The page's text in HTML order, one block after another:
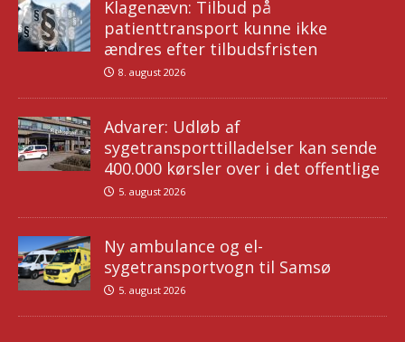
Klagenævn: Tilbud på
patienttransport kunne ikke
ændres efter tilbudsfristen
8. august 2026
Advarer: Udløb af
sygetransporttilladelser kan sende
400.000 kørsler over i det offentlige
5. august 2026
Ny ambulance og el-
sygetransportvogn til Samsø
5. august 2026